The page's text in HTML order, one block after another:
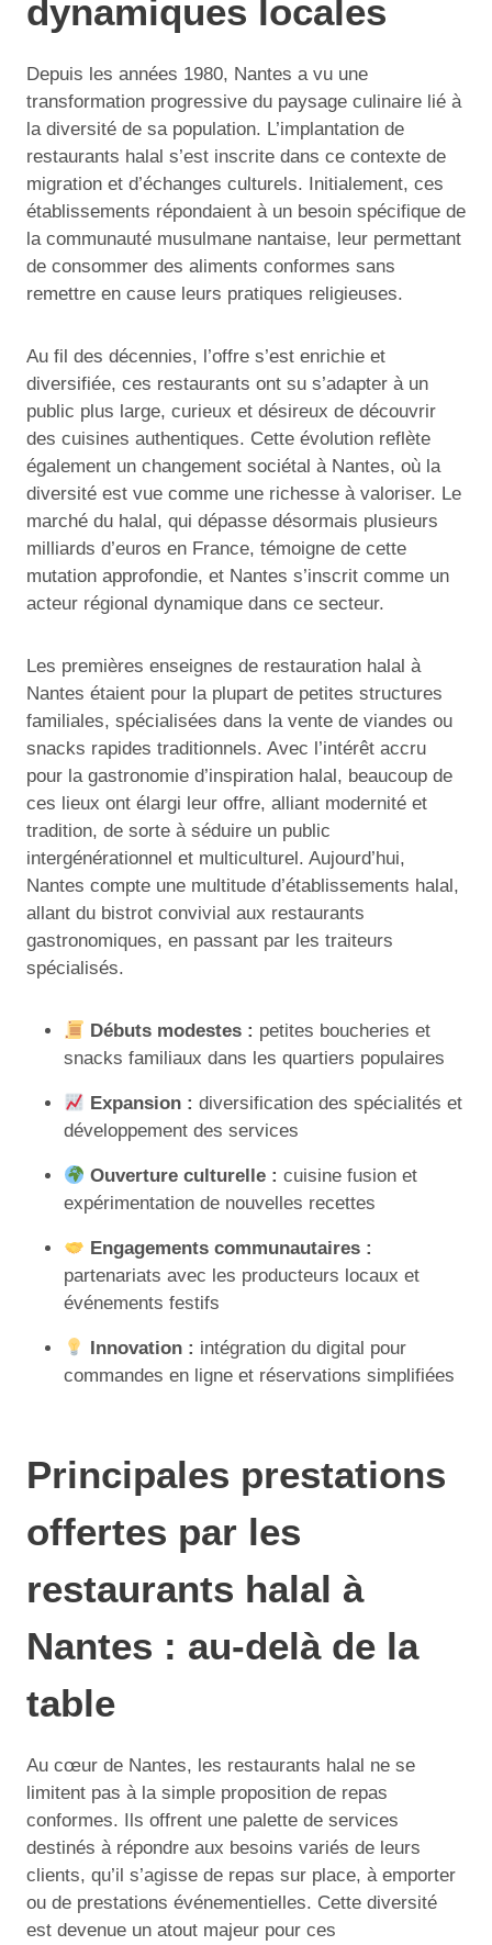
dynamiques locales
Depuis les années 1980, Nantes a vu une
transformation progressive du paysage culinaire lié à
la diversité de sa population. L’implantation de
restaurants halal s’est inscrite dans ce contexte de
migration et d’échanges culturels. Initialement, ces
établissements répondaient à un besoin spécifique de
la communauté musulmane nantaise, leur permettant
de consommer des aliments conformes sans
remettre en cause leurs pratiques religieuses.
Au fil des décennies, l’offre s’est enrichie et
diversifiée, ces restaurants ont su s’adapter à un
public plus large, curieux et désireux de découvrir
des cuisines authentiques. Cette évolution reflète
également un changement sociétal à Nantes, où la
diversité est vue comme une richesse à valoriser. Le
marché du halal, qui dépasse désormais plusieurs
milliards d’euros en France, témoigne de cette
mutation approfondie, et Nantes s’inscrit comme un
acteur régional dynamique dans ce secteur.
Les premières enseignes de restauration halal à
Nantes étaient pour la plupart de petites structures
familiales, spécialisées dans la vente de viandes ou
snacks rapides traditionnels. Avec l’intérêt accru
pour la gastronomie d’inspiration halal, beaucoup de
ces lieux ont élargi leur offre, alliant modernité et
tradition, de sorte à séduire un public
intergénérationnel et multiculturel. Aujourd’hui,
Nantes compte une multitude d’établissements halal,
allant du bistrot convivial aux restaurants
gastronomiques, en passant par les traiteurs
spécialisés.
Débuts modestes : petites boucheries et
snacks familiaux dans les quartiers populaires
Expansion : diversification des spécialités et
développement des services
Ouverture culturelle : cuisine fusion et
expérimentation de nouvelles recettes
Engagements communautaires :
partenariats avec les producteurs locaux et
événements festifs
Innovation : intégration du digital pour
commandes en ligne et réservations simplifiées
Principales prestations
offertes par les
restaurants halal à
Nantes : au-delà de la
table
Au cœur de Nantes, les restaurants halal ne se
limitent pas à la simple proposition de repas
conformes. Ils offrent une palette de services
destinés à répondre aux besoins variés de leurs
clients, qu’il s’agisse de repas sur place, à emporter
ou de prestations événementielles. Cette diversité
est devenue un atout majeur pour ces